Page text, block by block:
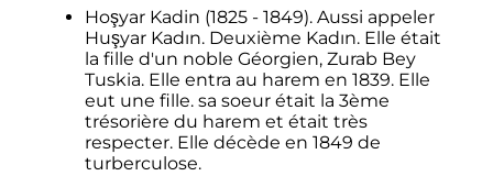
Hoşyar Kadin (1825 - 1849). Aussi appeler
Huşyar Kadın. Deuxième Kadın. Elle était
la fille d'un noble Géorgien, Zurab Bey
Tuskia. Elle entra au harem en 1839. Elle
eut une fille. sa soeur était la 3ème
trésorière du harem et était très
respecter. Elle décède en 1849 de
turberculose.